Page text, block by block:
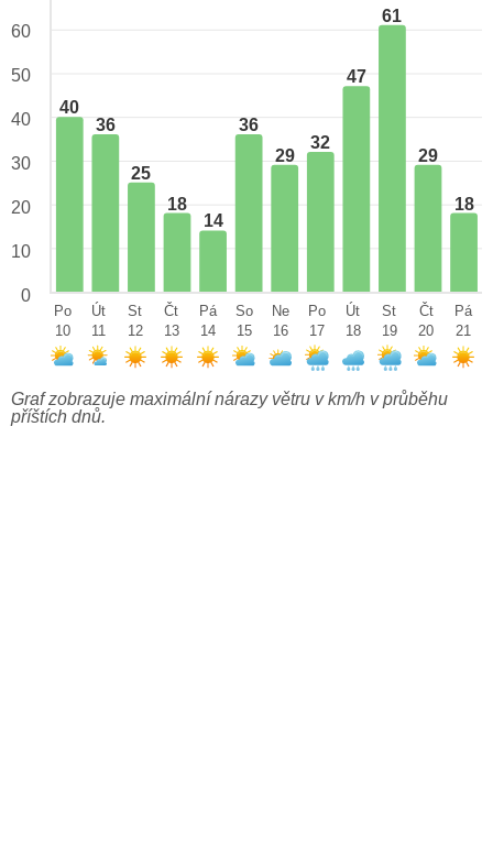
40
36
25
18
14
36
29
32
47
61
29
18
60
50
40
30
20
10
0
Po
10
Út
11
St
12
Čt
13
Pá
14
So
15
Ne
16
Po
17
Út
18
St
19
Čt
20
Pá
21
Graf zobrazuje maximální nárazy větru v km/h v průběhu
příštích dnů.